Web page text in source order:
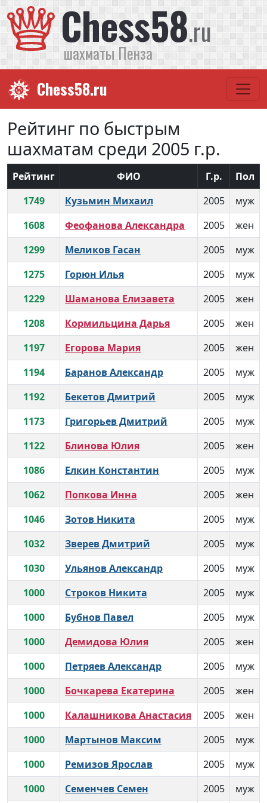
Chess58.ru
шахматы Пенза
Chess58.ru
Рейтинг по быстрым
шахматам среди 2005 г.р.
Рейтинг ФИО Г.р.
Пол
1749
Кузьмин Михаил 2005
муж
1608
Феофанова Александра 2005
жен
1299
Меликов Гасан 2005
муж
1275
Горюн Илья 2005
муж
1229
Шаманова Елизавета 2005
жен
1208
Кормильцина Дарья 2005
жен
1197
Егорова Мария 2005
жен
1194
Баранов Александр 2005
муж
1192
Бекетов Дмитрий 2005
муж
1173
Григорьев Дмитрий 2005
муж
1122
Блинова Юлия 2005
жен
1086
Елкин Константин 2005
муж
1062
Попкова Инна 2005
жен
1046
Зотов Никита 2005
муж
1032
Зверев Дмитрий 2005
муж
1030
Ульянов Александр 2005
муж
1000
Строков Никита 2005
муж
1000
Бубнов Павел 2005
муж
1000
Демидова Юлия 2005
жен
1000
Петряев Александр 2005
муж
1000
Бочкарева Екатерина 2005
жен
1000
Калашникова Анастасия 2005
жен
1000
Мартынов Максим 2005
муж
1000
Ремизов Ярослав 2005
муж
1000
Семенчев Семен 2005 муж